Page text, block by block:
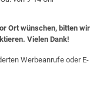
Ort wünschen, bitten wir
Vielen Dank!
Werbeanrufe oder E-